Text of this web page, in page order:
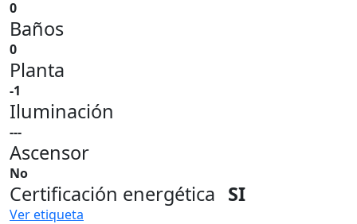
0
Baños
0
Planta
-1
Iluminación
---
Ascensor
No
Certificación energética SI
Ver etiqueta